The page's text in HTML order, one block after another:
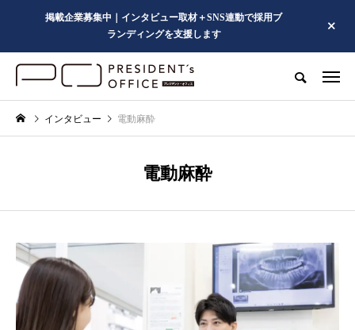
掲載企業募集中｜インタビュー取材＋SNS連動で採用ブ
ランディングを支援します
インタビュー 電動麻酔
電動麻酔